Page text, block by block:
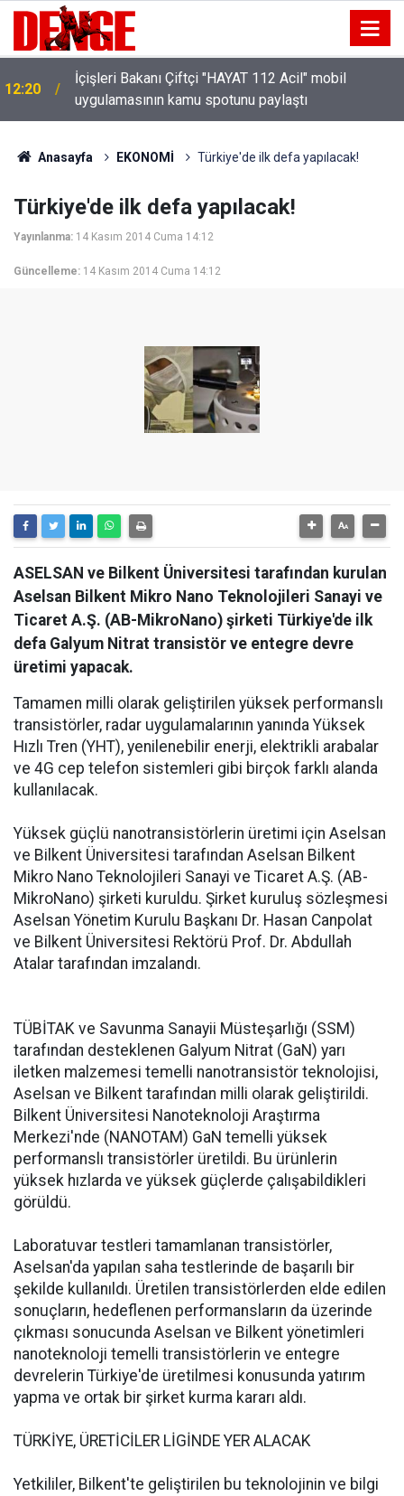
12:20
İçişleri Bakanı Çiftçi "HAYAT 112 Acil" mobil
uygulamasının kamu spotunu paylaştı
Anasayfa EKONOMİ Türkiye'de ilk defa yapılacak!
Türkiye'de ilk defa yapılacak!
Yayınlanma: 14 Kasım 2014 Cuma 14:12
Güncelleme: 14 Kasım 2014 Cuma 14:12
ASELSAN ve Bilkent Üniversitesi tarafından kurulan
Aselsan Bilkent Mikro Nano Teknolojileri Sanayi ve
Ticaret A.Ş. (AB-MikroNano) şirketi Türkiye'de ilk
defa Galyum Nitrat transistör ve entegre devre
üretimi yapacak.
Tamamen milli olarak geliştirilen yüksek performanslı
transistörler, radar uygulamalarının yanında Yüksek
Hızlı Tren (YHT), yenilenebilir enerji, elektrikli arabalar
ve 4G cep telefon sistemleri gibi birçok farklı alanda
kullanılacak.
Yüksek güçlü nanotransistörlerin üretimi için Aselsan
ve Bilkent Üniversitesi tarafından Aselsan Bilkent
Mikro Nano Teknolojileri Sanayi ve Ticaret A.Ş. (AB-
MikroNano) şirketi kuruldu. Şirket kuruluş sözleşmesi
Aselsan Yönetim Kurulu Başkanı Dr. Hasan Canpolat
ve Bilkent Üniversitesi Rektörü Prof. Dr. Abdullah
Atalar tarafından imzalandı.
TÜBİTAK ve Savunma Sanayii Müsteşarlığı (SSM)
tarafından desteklenen Galyum Nitrat (GaN) yarı
iletken malzemesi temelli nanotransistör teknolojisi,
Aselsan ve Bilkent tarafından milli olarak geliştirildi.
Bilkent Üniversitesi Nanoteknoloji Araştırma
Merkezi'nde (NANOTAM) GaN temelli yüksek
performanslı transistörler üretildi. Bu ürünlerin
yüksek hızlarda ve yüksek güçlerde çalışabildikleri
görüldü.
Laboratuvar testleri tamamlanan transistörler,
Aselsan'da yapılan saha testlerinde de başarılı bir
şekilde kullanıldı. Üretilen transistörlerden elde edilen
sonuçların, hedeflenen performansların da üzerinde
çıkması sonucunda Aselsan ve Bilkent yönetimleri
nanoteknoloji temelli transistörlerin ve entegre
devrelerin Türkiye'de üretilmesi konusunda yatırım
yapma ve ortak bir şirket kurma kararı aldı.
TÜRKİYE, ÜRETİCİLER LİGİNDE YER ALACAK
Yetkililer, Bilkent'te geliştirilen bu teknolojinin ve bilgi